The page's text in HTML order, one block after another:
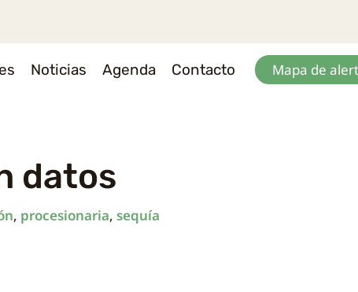
Noticias Agenda Contacto Mapa de
datos
, procesionaria, sequía